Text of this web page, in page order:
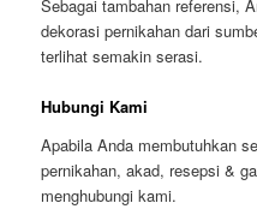
Sebagai tambahan referensi,
dekorasi pernikahan dari
terlihat semakin serasi.
Hubungi Kami
Apabila Anda membutuhkan
pernikahan, akad, resepsi &
menghubungi kami.